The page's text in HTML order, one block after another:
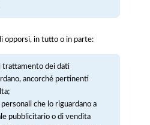
opporsi, in tutto o in parte:
trattamento dei dati
ancorché pertinenti
che lo riguardano a
pubblicitario o di vendita